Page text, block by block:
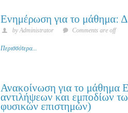
Ενημέρωση για το μάθημα:
by Administrator Comments are off
Περισσότερα...
Ανακοίνωση για το μάθημα
αντιλήψεων και εμποδίων
φυσικών επιστημών)